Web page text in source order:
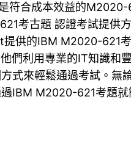
符合成本效益的
考古題 認證考試提供
供的IBM M2020-621
們利用專業的IT知識和
式來輕鬆通過考試。
IBM M2020-621考題就